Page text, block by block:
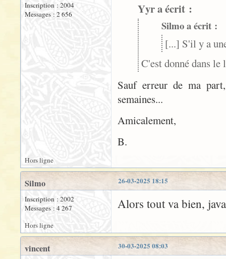
Inscription : 2004
Messages : 2 656
Yyr a écrit :
Silmo a écrit :
[...] S'il y a
C'est donné dans
Sauf erreur de ma
semaines...
Amicalement,
B.
Hors ligne
26-03-2025 18:15
Silmo
Inscription : 2002
Messages : 4 267
Alors tout va bien,
Hors ligne
30-03-2025 08:03
vincent